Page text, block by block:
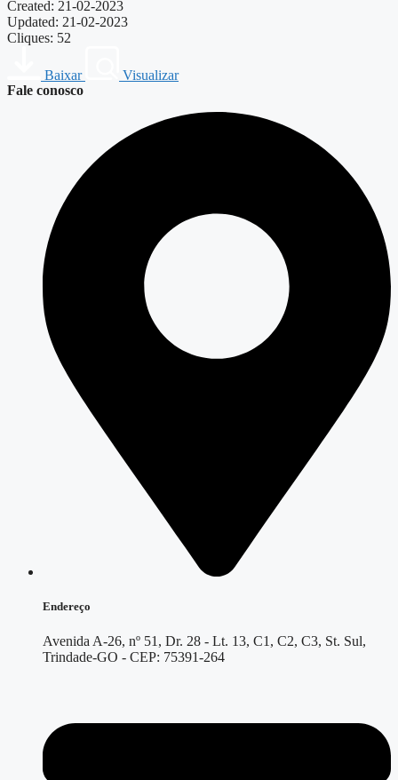
Created: 21-02-2023
Updated: 21-02-2023
Cliques: 52
Baixar
Visualizar
Fale conosco
Endereço
Avenida A-26, nº 51, Dr. 28 - Lt. 13, C1, C2, C3, St. Sul,
Trindade-GO - CEP: 75391-264